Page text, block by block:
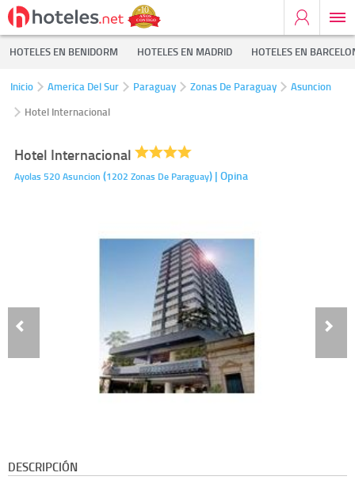
HOTELES EN BENIDORM HOTELES EN MADRID HOTELES EN
Inicio America Del Sur Paraguay Zonas De Paraguay
Asuncion
Hotel Internacional
Hotel Internacional
Ayolas 520Asuncion (1202 Zonas De Paraguay) | Opina
DESCRIPCIÓN